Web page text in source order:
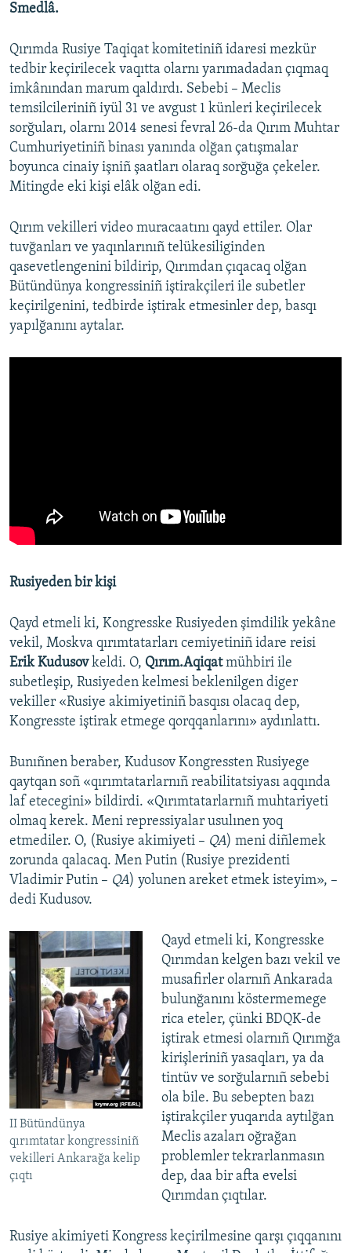
Smedlâ.
Qırımda Rusiye Taqiqat komitetiniñ idaresi mezkür
tedbir keçirilecek vaqıtta olarnı yarımadadan çıqmaq
imkânından marum qaldırdı. Sebebi – Meclis
temsilcileriniñ iyül 31 ve avgust 1 künleri keçirilecek
sorğuları, olarnı 2014 senesi fevral 26-da Qırım Muhtar
Cumhuriyetiniñ binası yanında olğan çatışmalar
boyunca cinaiy işniñ şaatları olaraq sorğuğa çekeler.
Mitingde eki kişi elâk olğan edi.
Qırım vekilleri video muracaatını qayd ettiler. Olar
tuvğanları ve yaqınlarınıñ telükesiliginden
qasevetlengenini bildirip, Qırımdan çıqacaq olğan
Bütündünya kongressiniñ iştirakçileri ile subetler
keçirilgenini, tedbirde iştirak etmesinler dep, basqı
yapılğanını aytalar.
Rusiyeden bir kişi
Qayd etmeli ki, Kongresske Rusiyeden şimdilik yekâne
vekil, Moskva qırımtatarları cemiyetiniñ idare reisi
Erik Kudusovkeldi. O, Qırım.Aqiqatmühbiri ile
subetleşip, Rusiyeden kelmesi beklenilgen diger
vekiller «Rusiye akimiyetiniñ basqısı olacaq dep,
Kongresste iştirak etmege qorqqanlarını» aydınlattı.
Bunıñnen beraber, Kudusov Kongressten Rusiyege
qaytqan soñ «qırımtatarlarnıñ reabilitatsiyası aqqında
laf etecegini» bildirdi. «Qırımtatarlarnıñ muhtariyeti
olmaq kerek. Meni repressiyalar usulınen yoq
etmediler. O, (Rusiye akimiyeti – QA) meni diñlemek
zorunda qalacaq. Men Putin (Rusiye prezidenti
Vladimir Putin – QA) yolunen areket etmek isteyim», –
dedi Kudusov.
II Bütündünya
qırımtatar kongressiniñ
vekilleri Ankarağa kelip
çıqtı
Qayd etmeli ki, Kongresske
Qırımdan kelgen bazı vekil ve
musafirler olarnıñ Ankarada
bulunğanını köstermemege
rica eteler, çünki BDQK-de
iştirak etmesi olarnıñ Qırımğa
kirişleriniñ yasaqları, ya da
tintüv ve sorğularnıñ sebebi
ola bile. Bu sebepten bazı
iştirakçiler yuqarıda aytılğan
Meclis azaları oğrağan
problemler tekrarlanmasın
dep, daa bir afta evelsi
Qırımdan çıqtılar.
Rusiye akimiyeti Kongress keçirilmesine qarşı çıqqanını